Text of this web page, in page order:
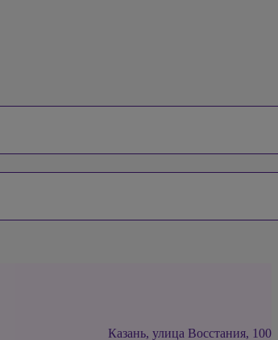
Казань, улица Восстания, 100